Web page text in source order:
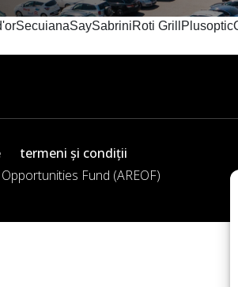
termeni și condiții
Fund (AREOF)